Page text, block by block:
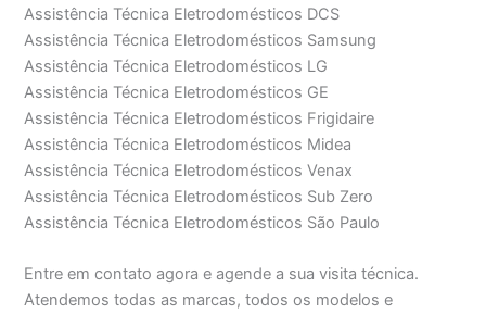
Assistência Técnica Eletrodomésticos DCS
Assistência Técnica Eletrodomésticos Samsung
Assistência Técnica Eletrodomésticos LG
Assistência Técnica Eletrodomésticos GE
Assistência Técnica Eletrodomésticos Frigidaire
Assistência Técnica Eletrodomésticos Midea
Assistência Técnica Eletrodomésticos Venax
Assistência Técnica Eletrodomésticos Sub Zero
Assistência Técnica Eletrodomésticos São Paulo
Entre em contato agora e agende a sua visita técnica.
Atendemos todas as marcas, todos os modelos e